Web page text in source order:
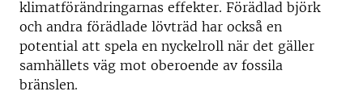
klimatförändringarnas effekter. Förädlad björk
och andra förädlade lövträd har också en
potential att spela en nyckelroll när det gäller
samhällets väg mot oberoende av fossila
bränslen.